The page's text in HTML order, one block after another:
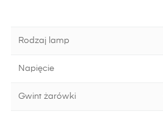
Rodzaj lamp
Napięcie
Gwint żarówki